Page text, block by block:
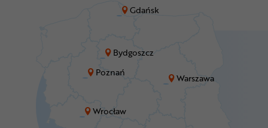
Bydgoszcz
Gdańsk
Poznań Warszawa
Wrocław